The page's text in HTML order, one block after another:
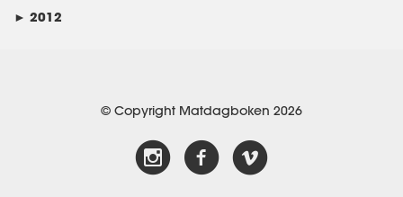
► 2012
© Copyright Matdagboken 2026